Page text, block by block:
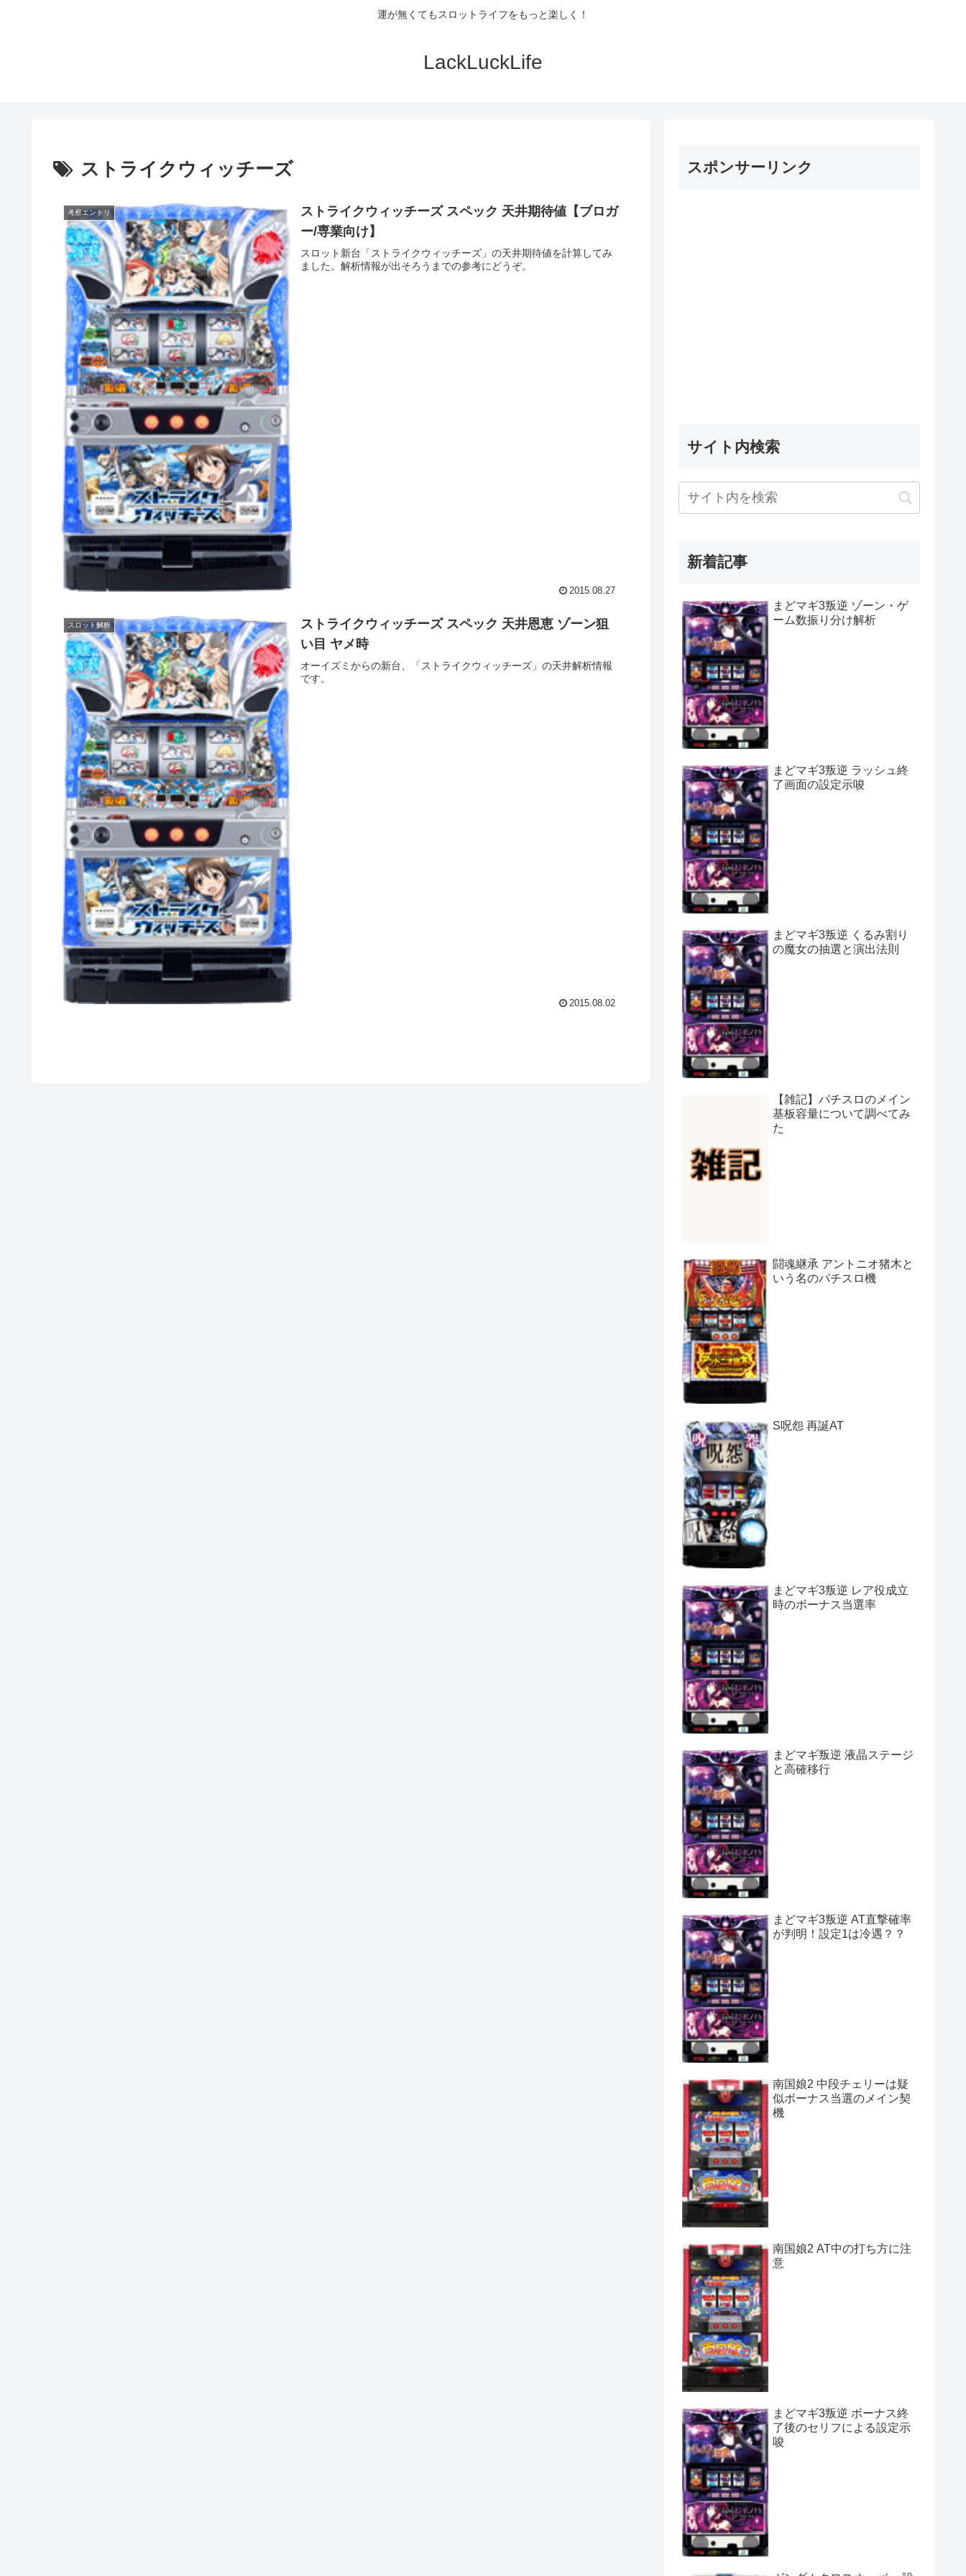
運が無くてもスロットライフをもっと楽しく！
LackLuckLife
ストライクウィッチーズ
考察エントリ
ストライクウィッチーズ スペック 天井期待値【ブロガ
ー/専業向け】
スロット新台「ストライクウィッチーズ」の天井期待値を計算してみ
ました。解析情報が出そろうまでの参考にどうぞ。
2015.08.27
スロット解析
ストライクウィッチーズ スペック 天井恩恵 ゾーン狙
い目 ヤメ時
オーイズミからの新台、「ストライクウィッチーズ」の天井解析情報
です。
2015.08.02
スポンサーリンク
サイト内検索
新着記事
まどマギ3叛逆 ゾーン・ゲ
ーム数振り分け解析
まどマギ3叛逆 ラッシュ終
了画面の設定示唆
まどマギ3叛逆 くるみ割り
の魔女の抽選と演出法則
【雑記】パチスロのメイン
基板容量について調べてみ
た
闘魂継承 アントニオ猪木と
いう名のパチスロ機
S呪怨 再誕AT
まどマギ3叛逆 レア役成立
時のボーナス当選率
まどマギ叛逆 液晶ステージ
と高確移行
まどマギ3叛逆 AT直撃確率
が判明！設定1は冷遇？？
南国娘2 中段チェリーは疑
似ボーナス当選のメイン契
機
南国娘2 AT中の打ち方に注
意
まどマギ3叛逆 ボーナス終
了後のセリフによる設定示
唆